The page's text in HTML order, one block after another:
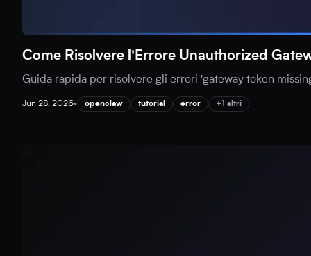
Come Risolvere l'Errore Unauthorized
Guida rapida per risolvere gli errori 'gateway token
Jun 28, 2026• openclaw tutorial error +1 altri